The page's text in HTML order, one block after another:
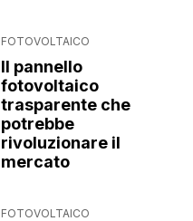
FOTOVOLTAICO
Il pannello
fotovoltaico
trasparente che
potrebbe
rivoluzionare il
mercato
FOTOVOLTAICO